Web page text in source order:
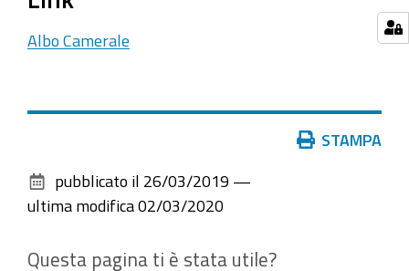
Albo Camerale
documento
STAMPA
pubblicato il 26/03/2019 —
ultima modifica 02/03/2020
Questa pagina ti è stata utile?